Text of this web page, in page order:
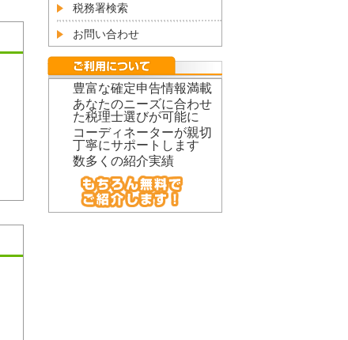
税務署検索
お問い合わせ
豊富な確定申告情報満載
あなたのニーズに合わせ
た税理士選びが可能に
コーディネーターが親切
丁寧にサポートします
数多くの紹介実績